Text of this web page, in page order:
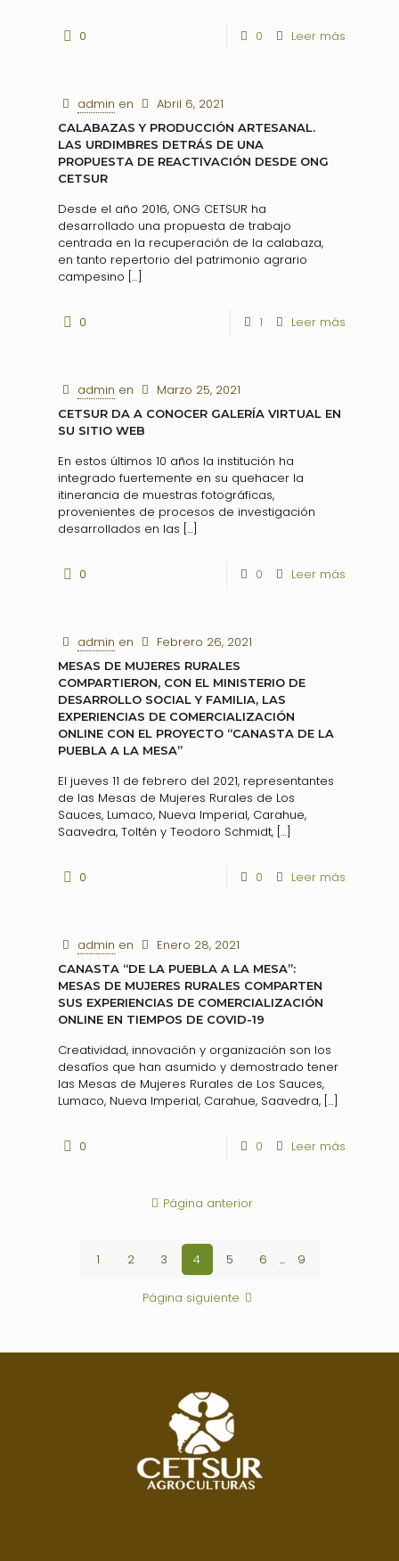
0 0 Leer más
admin en Abril 6, 2021
CALABAZAS Y PRODUCCIÓN ARTESANAL.
LAS URDIMBRES DETRÁS DE UNA
PROPUESTA DE REACTIVACIÓN DESDE ONG
CETSUR
Desde el año 2016, ONG CETSUR ha
desarrollado una propuesta de trabajo
centrada en la recuperación de la calabaza,
en tanto repertorio del patrimonio agrario
campesino […]
0 1 Leer más
admin en Marzo 25, 2021
CETSUR DA A CONOCER GALERÍA VIRTUAL EN
SU SITIO WEB
En estos últimos 10 años la institución ha
integrado fuertemente en su quehacer la
itinerancia de muestras fotográficas,
provenientes de procesos de investigación
desarrollados en las […]
0 0 Leer más
admin en Febrero 26, 2021
MESAS DE MUJERES RURALES
COMPARTIERON, CON EL MINISTERIO DE
DESARROLLO SOCIAL Y FAMILIA, LAS
EXPERIENCIAS DE COMERCIALIZACIÓN
ONLINE CON EL PROYECTO “CANASTA DE LA
PUEBLA A LA MESA”
El jueves 11 de febrero del 2021, representantes
de las Mesas de Mujeres Rurales de Los
Sauces, Lumaco, Nueva Imperial, Carahue,
Saavedra, Toltén y Teodoro Schmidt, […]
0 0 Leer más
admin en Enero 28, 2021
CANASTA “DE LA PUEBLA A LA MESA”:
MESAS DE MUJERES RURALES COMPARTEN
SUS EXPERIENCIAS DE COMERCIALIZACIÓN
ONLINE EN TIEMPOS DE COVID-19
Creatividad, innovación y organización son los
desafíos que han asumido y demostrado tener
las Mesas de Mujeres Rurales de Los Sauces,
Lumaco, Nueva Imperial, Carahue, Saavedra, […]
0 0 Leer más
Página anterior
1 2 3 4 5 6 ... 9
Página siguiente